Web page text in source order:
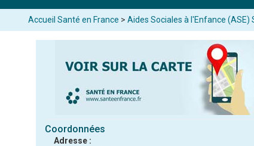
Accueil Santé en France > Aides Sociales à l'Enfance (ASE)
Coordonnées
Adresse :